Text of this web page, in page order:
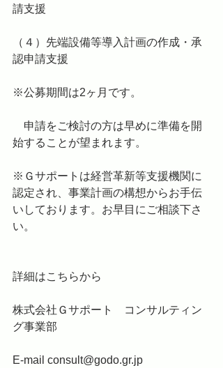
請支援
（４）先端設備等導入計画の作成・承
認申請支援
※公募期間は2ヶ月です。
申請をご検討の方は早めに準備を開
始することが望まれます。
※Ｇサポートは経営革新等支援機関に
認定され、事業計画の構想からお手伝
いしております。お早目にご相談下さ
い。
詳細はこちらから
株式会社Ｇサポート　コンサルティン
グ事業部
E-mail consult@godo.gr.jp